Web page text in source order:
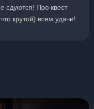
сдуются! Про квест
крутой) всем удачи!